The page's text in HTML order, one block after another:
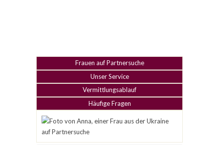
Frauen auf Partnersuche
Unser Service
Vermittlungsablauf
Häufige Fragen